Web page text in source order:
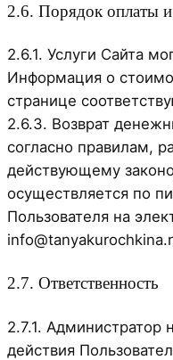
2.6. Порядок оплаты и
2.6.1. Услуги Сайта
Информация о
странице
2.6.3. Возврат
согласно правилам,
действующему
осуществляется по
Пользователя на
2.7. Ответственность
2.7.1. Администратор
действия